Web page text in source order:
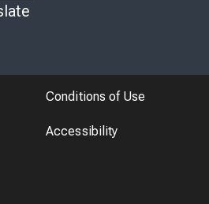
Conditions of Use
Accessibility